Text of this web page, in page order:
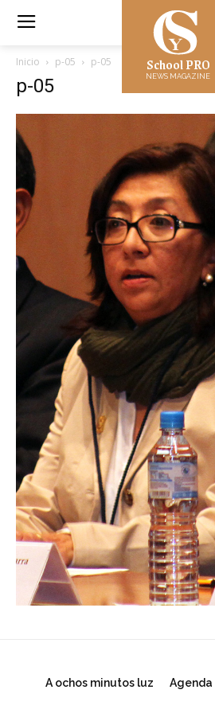
School PRO
NEWS MAGAZINE
Inicio p-05 p-05
p-05
A ochos minutos luz Agenda